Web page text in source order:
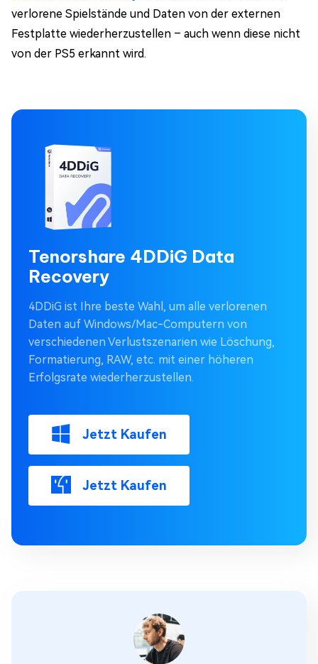
verlorene Spielstände und Daten von der externen
Festplatte wiederherzustellen – auch wenn diese nicht
von der PS5 erkannt wird.
Tenorshare 4DDiG Data
Recovery
4DDiG ist Ihre beste Wahl, um alle verlorenen
Daten auf Windows/Mac-Computern von
verschiedenen Verlustszenarien wie Löschung,
Formatierung, RAW, etc. mit einer höheren
Erfolgsrate wiederherzustellen.
Jetzt Kaufen
Jetzt Kaufen